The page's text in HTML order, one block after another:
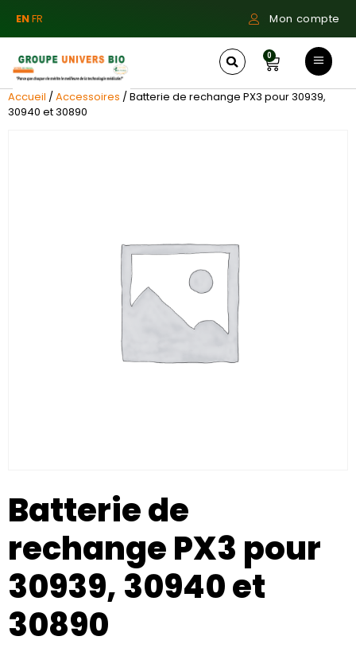
ENFR Mon compte
0
Accueil /Accessoires / Batterie de rechange PX3 pour 30939,
30940 et 30890
Batterie de
rechange PX3 pour
30939, 30940 et
30890